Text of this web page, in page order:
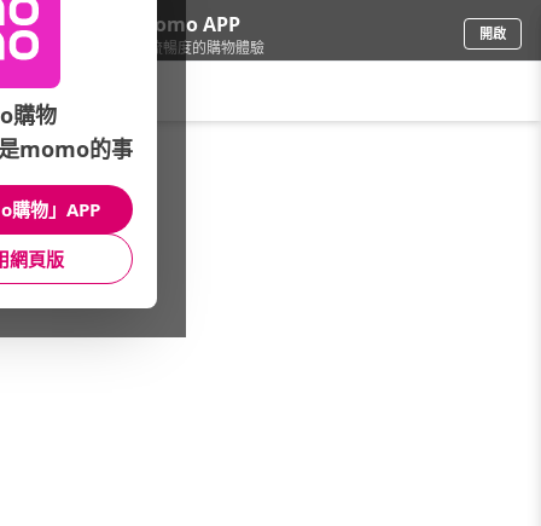
下載momo APP
給你3倍流暢度的購物體驗
開啟
品牌旗艦/GAP
折扣促銷
女裝
嬰幼童
購物
momo的事
購物」APP
網頁版